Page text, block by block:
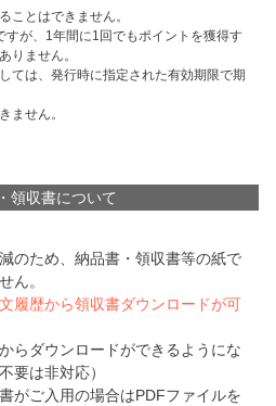
ことはできません。
すが、1年間に1回でもポイントを獲得す
りません。
ては、発行時に指定された有効期限で期
ません。
領収書について
のため、納品書・領収書等の紙で
ん。
履歴から領収書ダウンロードが可
らダウンロードができるようにな
要は非対応）
がご入用の場合はPDFファイルを